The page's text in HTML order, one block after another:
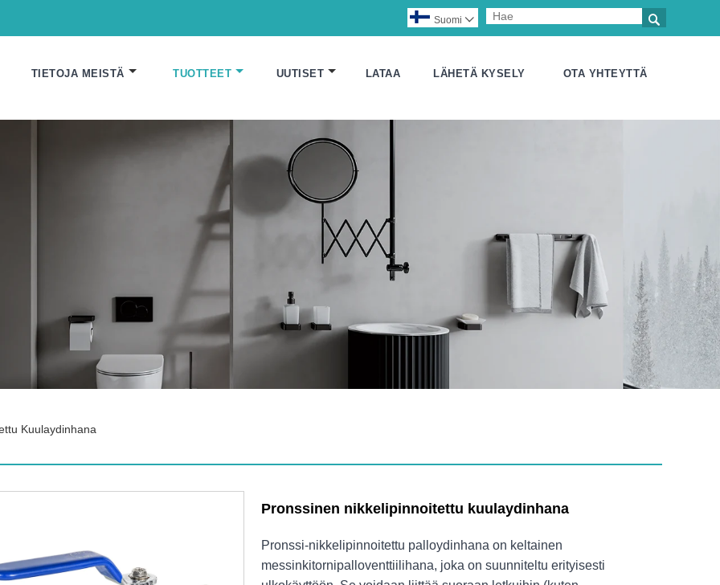

Suomi 
TIETOJA MEISTÄ TUOTTEET UUTISET LATAA LÄHETÄ KYSELY OTA YHTEYTTÄ
Kuulaydinhana
Pronssinen nikkelipinnoitettu kuulaydinhana
Pronssi-nikkelipinnoitettu palloydinhana on keltainen
messinkitornipalloventtiilihana, joka on suunniteltu erityisesti